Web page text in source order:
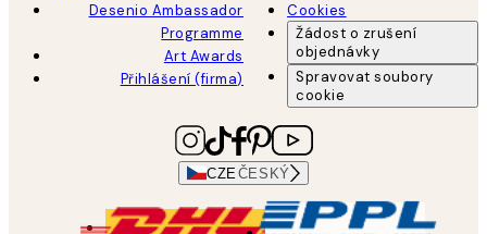
Desenio Ambassador
Programme
Art Awards
Přihlášení (firma)
Cookies
Žádost o zrušení
objednávky
Spravovat soubory
cookie
CZE ČESKÝ